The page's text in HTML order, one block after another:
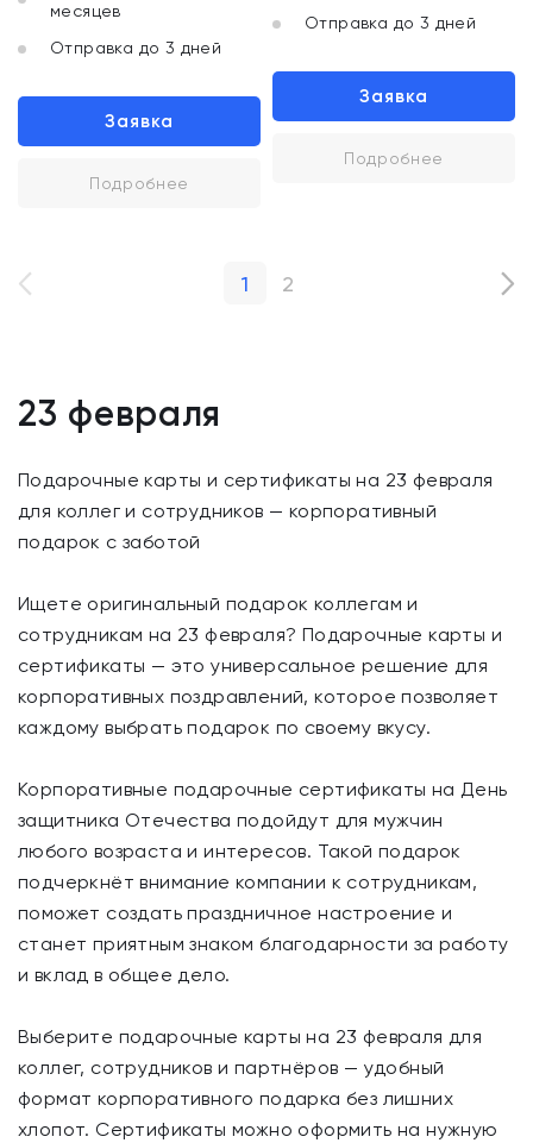
месяцев
Отправка до 3 дней
Заявка
Подробнее
Отправка до 3 дней
Заявка
Подробнее
1 2
23 февраля
Подарочные карты и сертификаты на 23 февраля
для коллег и сотрудников — корпоративный
подарок с заботой
Ищете оригинальный подарок коллегам и
сотрудникам на 23 февраля? Подарочные карты и
сертификаты — это универсальное решение для
корпоративных поздравлений, которое позволяет
каждому выбрать подарок по своему вкусу.
Корпоративные подарочные сертификаты на День
защитника Отечества подойдут для мужчин
любого возраста и интересов. Такой подарок
подчеркнёт внимание компании к сотрудникам,
поможет создать праздничное настроение и
станет приятным знаком благодарности за работу
и вклад в общее дело.
Выберите подарочные карты на 23 февраля для
коллег, сотрудников и партнёров — удобный
формат корпоративного подарка без лишних
хлопот. Сертификаты можно оформить на нужную